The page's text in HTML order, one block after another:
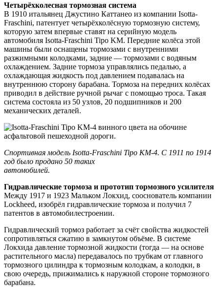
Четырёхколесная тормозная система
В 1910 итальянец Джустино Каттанео из компании Isotta-
Fraschini, патентует четырёхколёсную тормозную систему,
которую затем впервые ставят на серийную модель
автомобиля Isotta-Fraschini Tipo KM. Передние колёса этой
машины были оснащены тормозами с внутренними
разжимными колодками, задние — тормозами с водяным
охлаждением. Задние тормоза управлялись педалью, а
охлаждающая жидкость под давлением подавалась на
внутреннюю сторону барабана. Тормоза на передних колёсах
приводил в действие ручной рычаг с помощью троса. Такая
система состояла из 50 узлов, 20 подшипников и 200
механических деталей.
Спортивная модель Isotta-Fraschini Tipo KM-4. С 1911 по 1914
год было продано 50 таких
автомобилей.
Гидравлические тормоза и прототип тормозного усилителя
Между 1917 и 1923 Мальком Локхид, сооснователь компании
Lockheed, изобрёл гидравлические тормоза и получил 7
патентов в автомобилестроении.
Гидравлический тормоз работает за счёт свойства жидкостей
сопротивляться сжатию в замкнутом объёме. В системе
Локхида давление тормозной жидкости (тогда — на основе
растительного масла) передавалось по трубкам от главного
тормозного цилиндра к тормозным колодкам, а колодки, в
свою очередь, прижимались к наружной стороне тормозного
барабана.